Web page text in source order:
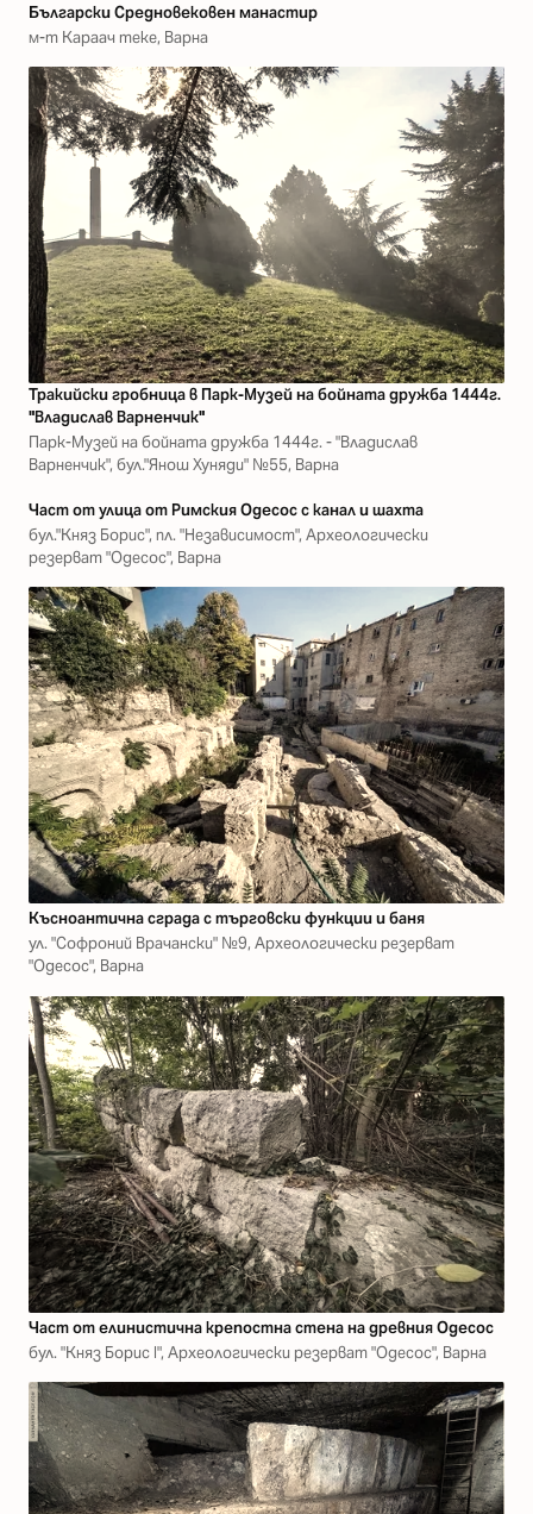
Български Средновековен манастир
м-т Караач теке, Варна
Тракийски гробница в Парк-Музей на бойната дружба 1444г.
"Владислав Варненчик"
Парк-Музей на бойната дружба 1444г. - "Владислав
Варненчик", бул."Янош Хуняди" №55, Варна
Част от улица от Римския Одесос с канал и шахта
бул."Княз Борис", пл. "Независимост", Археологически
резерват "Одесос", Варна
Късноантична сграда с търговски функции и баня
ул. "Софроний Врачански" №9, Археологически резерват
"Одесос", Варна
Част от елинистична крепостна стена на древния Одесос
бул. "Княз Борис I", Археологически резерват "Одесос", Варна